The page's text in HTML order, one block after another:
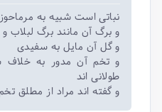
نباتی است شبیه به مرماحوز
و برگ آن مانند برگ لبلاب و
و گل آن مایل به سفیدی
و تخم آن مدور به خلاف
طولانی اند
و گفته اند مراد از مطلق